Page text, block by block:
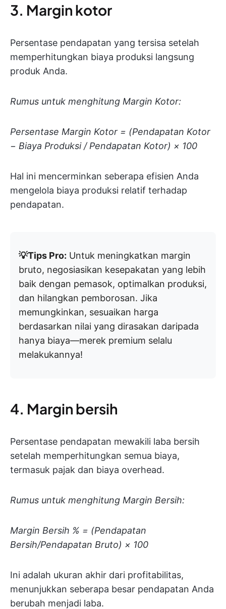
3. Margin kotor
Persentase pendapatan yang tersisa setelah
memperhitungkan biaya produksi langsung
produk Anda.
Rumus untuk menghitung Margin Kotor:
Persentase Margin Kotor = (Pendapatan Kotor
− Biaya Produksi / Pendapatan Kotor) × 100
Hal ini mencerminkan seberapa efisien Anda
mengelola biaya produksi relatif terhadap
pendapatan.
💡Tips Pro: Untuk meningkatkan margin
bruto, negosiasikan kesepakatan yang lebih
baik dengan pemasok, optimalkan produksi,
dan hilangkan pemborosan. Jika
memungkinkan, sesuaikan harga
berdasarkan nilai yang dirasakan daripada
hanya biaya—merek premium selalu
melakukannya!
4. Margin bersih
Persentase pendapatan mewakili laba bersih
setelah memperhitungkan semua biaya,
termasuk pajak dan biaya overhead.
Rumus untuk menghitung Margin Bersih:
Margin Bersih % = (Pendapatan
Bersih/Pendapatan Bruto) × 100
Ini adalah ukuran akhir dari profitabilitas,
menunjukkan seberapa besar pendapatan Anda
berubah menjadi laba.